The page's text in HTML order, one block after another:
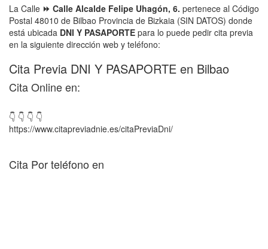
La Calle ⏩ Calle Alcalde Felipe Uhagón, 6. pertenece al Código
Postal 48010 de Bilbao Provincia de Bizkaia (SIN DATOS) donde
está ubicada DNI Y PASAPORTE para lo puede pedir cita previa
en la siguiente dirección web y teléfono:
Cita Previa DNI Y PASAPORTE en Bilbao
Cita Online en:
👇 👇 👇 👇
https://www.citapreviadnie.es/citaPreviaDni/
Cita Por teléfono en